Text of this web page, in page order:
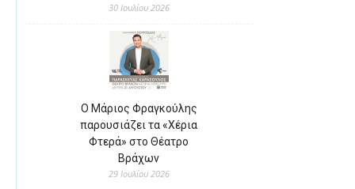
30 Ιουλίου 2026
Ο Μάριος Φραγκούλης
παρουσιάζει τα «Χέρια
Φτερά» στο Θέατρο
Βράχων
29 Ιουλίου 2026